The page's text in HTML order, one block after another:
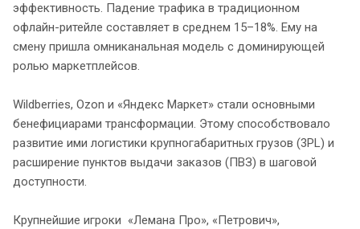
эффективность. Падение трафика в традиционном
офлайн-ритейле составляет в среднем 15–18%. Ему на
смену пришла омниканальная модель с доминирующей
ролью маркетплейсов.
Wildberries, Ozon и «Яндекс Маркет» стали основными
бенефициарами трансформации. Этому способствовало
развитие ими логистики крупногабаритных грузов (3PL) и
расширение пунктов выдачи заказов (ПВЗ) в шаговой
доступности.
Крупнейшие игроки «Лемана Про», «Петрович»,